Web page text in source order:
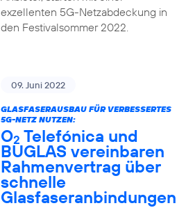
exzellenten 5G-Netzabdeckung in
den Festivalsommer 2022.
09. Juni 2022
GLASFASERAUSBAU FÜR VERBESSERTES
5G-NETZ NUTZEN:
O2 Telefónica und
BUGLAS vereinbaren
Rahmenvertrag über
schnelle
Glasfaseranbindungen